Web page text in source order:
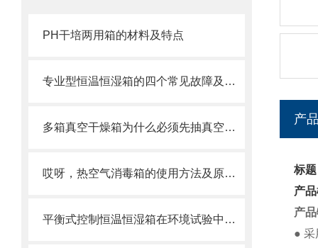
PH干培两用箱的材料及特点
专业型恒温恒湿箱的四个常见故障及解答
多箱真空干燥箱为什么必须先抽真空再升温加热？
哎呀，热空气消毒箱的使用方法及原理这么详细呀，不用担心操作了
平衡式控制恒温恒湿箱在环境试验中的应用
产
标
产
产
● 采